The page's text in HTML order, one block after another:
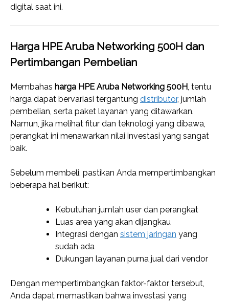
digital saat ini.
Harga HPE Aruba Networking 500H dan
Pertimbangan Pembelian
Membahas harga HPE Aruba Networking 500H , tentu
harga dapat bervariasi tergantung distributor, jumlah
pembelian, serta paket layanan yang ditawarkan.
Namun, jika melihat fitur dan teknologi yang dibawa,
perangkat ini menawarkan nilai investasi yang sangat
baik.
Sebelum membeli, pastikan Anda mempertimbangkan
beberapa hal berikut:
Kebutuhan jumlah user dan perangkat
Luas area yang akan dijangkau
Integrasi dengan sistem jaringan yang
sudah ada
Dukungan layanan purna jual dari vendor
Dengan mempertimbangkan faktor-faktor tersebut,
Anda dapat memastikan bahwa investasi yang